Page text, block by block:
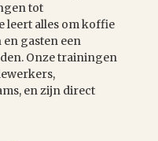
tot
leert alles om koffie
gasten een
Onze trainingen
en zijn direct